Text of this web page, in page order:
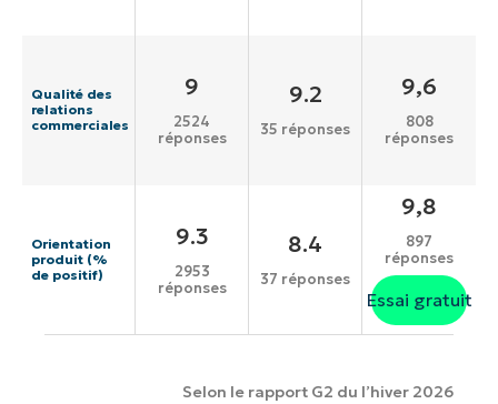
Qualité des
relations
commerciales
9
2524
réponses
9.2
35 réponses
9,6
808
réponses
Orientation
produit (%
de positif)
9.3
2953
réponses
8.4
37 réponses
9,8
897
réponses
Essai gratuit
Selon le rapport G2 du l’hiver 2026